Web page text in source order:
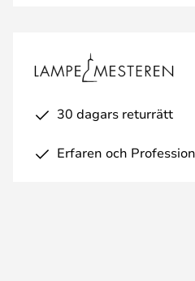
30 dagars returrätt
Erfaren och